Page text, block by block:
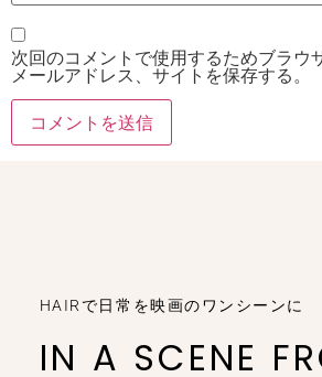
次回のコメントで使用するためブラウ
メールアドレス、サイトを保存する。
HAIRで日常を映画のワンシーンに
IN A SCENE